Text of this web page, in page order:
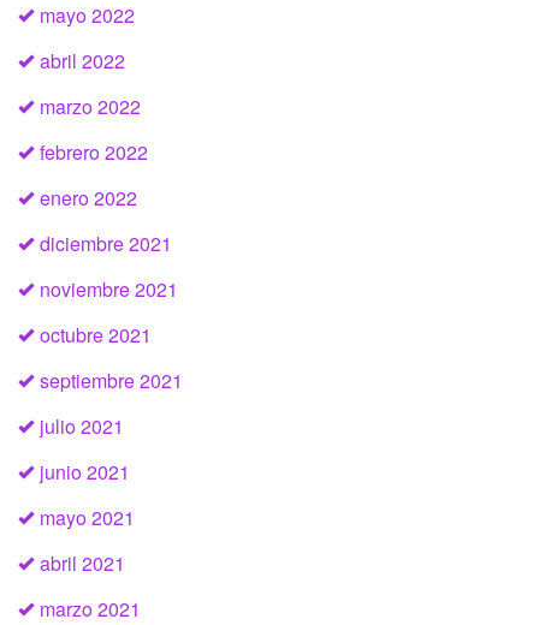
mayo 2022
abril 2022
marzo 2022
febrero 2022
enero 2022
diciembre 2021
noviembre 2021
octubre 2021
septiembre 2021
julio 2021
junio 2021
mayo 2021
abril 2021
marzo 2021